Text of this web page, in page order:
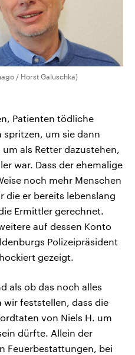
/ Horst Galuschka)
Patienten tödliche
spritzen, um sie dann
als Retter dazustehen,
war. Dass der ehemalige
noch mehr Menschen
die er bereits lebenslang
Ermittler gerechnet.
auf dessen Konto
Polizeipräsident
gezeigt.
als ob das noch alles
feststellen, dass die
von Niels H. um
dürfte. Allein der
Feuerbestattungen, bei